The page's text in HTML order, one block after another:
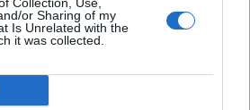
or Sharing of my
Is Unrelated with the
it was collected.
členu Kazenskega zakonika je
odgovoren za javno spodbujanje
Komentarji z žaljivimi,
ali nezakonitimi vsebinami